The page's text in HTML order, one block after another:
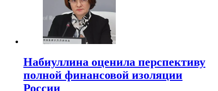
Набиуллина оценила перспективу
полной финансовой изоляции
России